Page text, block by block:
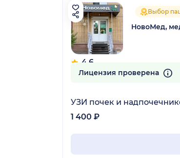
4.6
84 отзыва
Выбор
НовоМед,
Лицензия проверена
УЗИ почек и
1 400 ₽